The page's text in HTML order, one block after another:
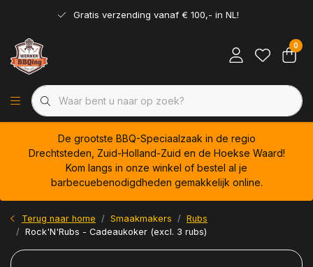
Gratis verzending vanaf € 100,- in NL!
0
De grootste BBQ-Speciaalzaak in de regio
Drechtsteden, Zuid-Holland-Zuid en de Hoekse Waard!
Kom langs in onze winkel of bestel al je
barbecuebenodigdheden gemakkelijk online.
Terug naar home Smaakmakers
Rubs
Rock'N'Rubs - Cadeaukoker (excl. 3 rubs)